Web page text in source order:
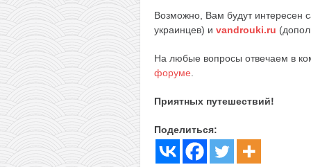
Возможно, Вам будут интересен
украинцев) и vandrouki.ru
На любые вопросы отвечаем в
форуме
Приятных путешествий!
Поделиться: